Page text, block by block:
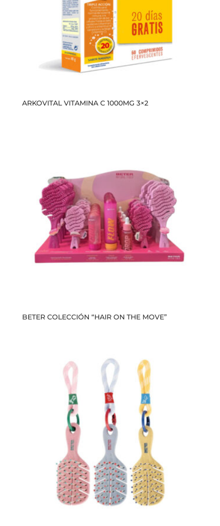
ARKOVITAL VITAMINA C 1000MG 3×2
BETER COLECCIÓN “HAIR ON THE MOVE”